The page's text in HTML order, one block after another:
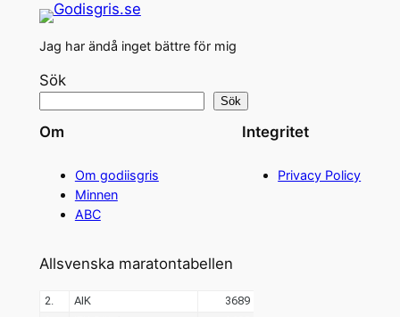
Jag har ändå inget bättre för mig
Sök
Sök
Om
Om godiisgris
Minnen
ABC
Integritet
Privacy Policy
Allsvenska maratontabellen